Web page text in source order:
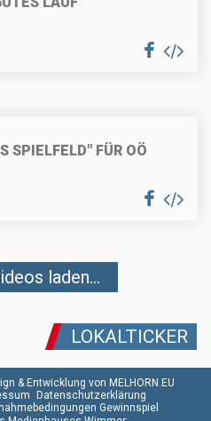
SPIELFELD" FÜR OÖ
laden...
LOKALTICKER
& Entwicklung von MELHORN.EU
Datenschutzerklärung
Gewinnspiel